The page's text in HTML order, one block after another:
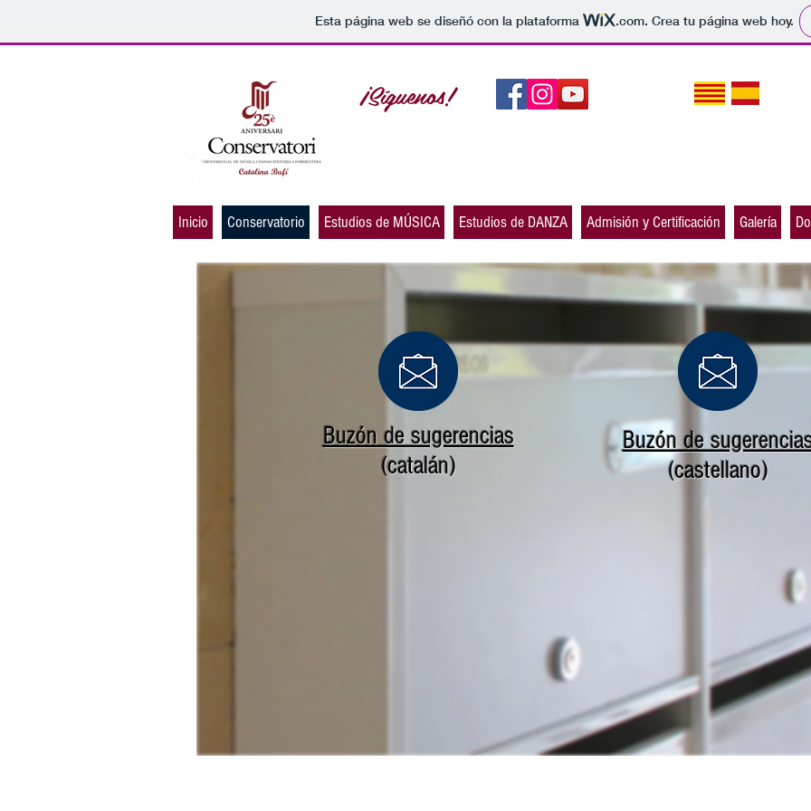
Esta página web se diseñó con la plataforma .com. Crea tu página web hoy.
¡Síguenos!
Inicio Conservatorio Estudios de MÚSICA Estudios de DANZA Admisión y Certificación Galería
Buzón de sugerencias
(catalán)
Buzón de
(castellano)